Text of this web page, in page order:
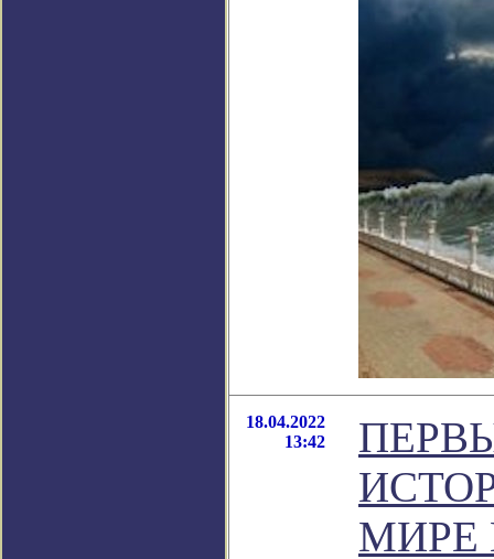
18.04.2022
13:42
МИРЕ